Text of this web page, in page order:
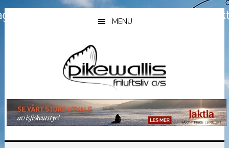
Hopp
til
Hopp
til
Hopp
til
MENU